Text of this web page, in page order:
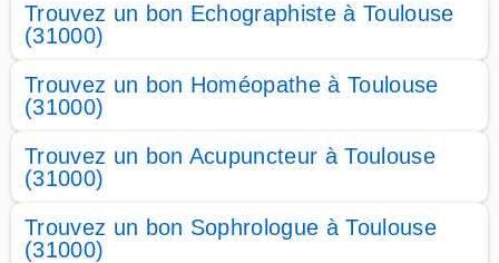
Trouvez un bon Echographiste à Toulouse
(31000)
Trouvez un bon Homéopathe à Toulouse
(31000)
Trouvez un bon Acupuncteur à Toulouse
(31000)
Trouvez un bon Sophrologue à Toulouse
(31000)